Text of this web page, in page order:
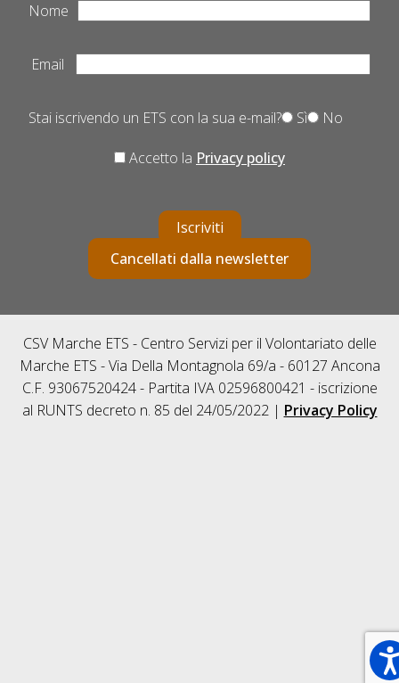
Nome
Email
Stai iscrivendo un ETS con la sua e-mail? Sì No
Accetto la Privacy policy
Iscriviti
Cancellati dalla newsletter
CSV Marche ETS - Centro Servizi per il Volontariato delle
Marche ETS - Via Della Montagnola 69/a - 60127 Ancona
C.F. 93067520424 - Partita IVA 02596800421 - iscrizione
al RUNTS decreto n. 85 del 24/05/2022 | Privacy Policy